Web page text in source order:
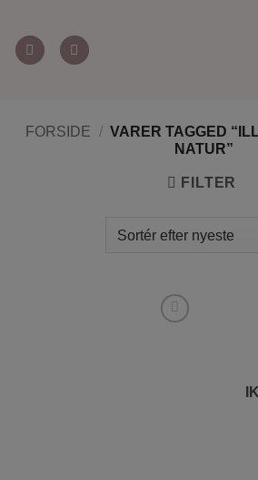
indhold
FORSIDE / VARER TAGGED
NATUR”
FILTER